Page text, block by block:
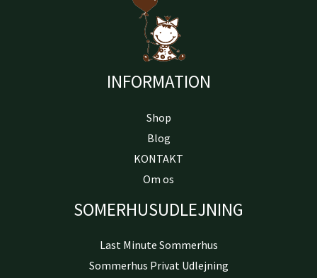
INFORMATION
Shop
Blog
KONTAKT
Om os
SOMERHUSUDLEJNING
Last Minute Sommerhus
Sommerhus Privat Udlejning